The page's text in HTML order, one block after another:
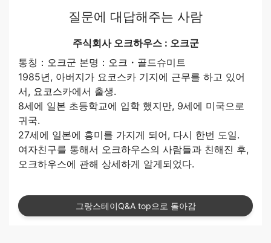
질문에 대답해주는 사람
주식회사 오크하우스 : 오크군
통칭：오크군 본명：오크・골드슈미트
1985년, 아버지가 요코스카 기지에 근무를 하고 있어
서, 요코스카에서 출생.
8세에 일본 초등학교에 입학 했지만, 9세에 미국으로
귀국.
27세에 일본에 흥미를 가지게 되어, 다시 한번 도일.
여자친구를 통해서 오크하우스의 사람들과 친해진 후,
오크하우스에 관해 상세하게 알게되었다.
그랑스테이Q&A top으로 돌아감